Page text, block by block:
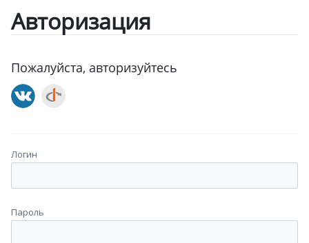
Авторизация
Пожалуйста, авторизуйтесь
Логин
Пароль